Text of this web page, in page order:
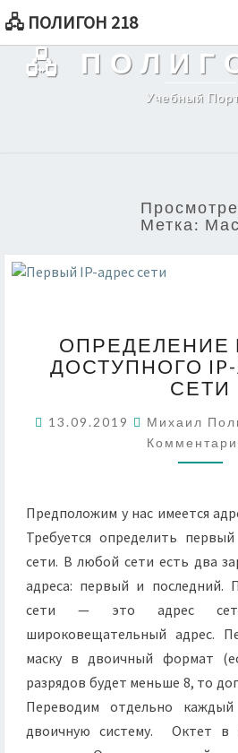
🖧 ПОЛИГОН 218
🖧
Учебный
Метка:
IP-
В
ОПРЕДЕЛЕНИЕ
ДОСТУПНОГО
СЕТИ
13.09.2019 Михаил
Предположим у нас имеется
Требуется определить
сети. В любой сети есть два
адреса: первый и последний.
сети — это адрес
широковещательный адрес.
маску в двоичный формат
разрядов будет меньше 8, то
Переводим отдельно
двоичную систему. ‭ Октет в